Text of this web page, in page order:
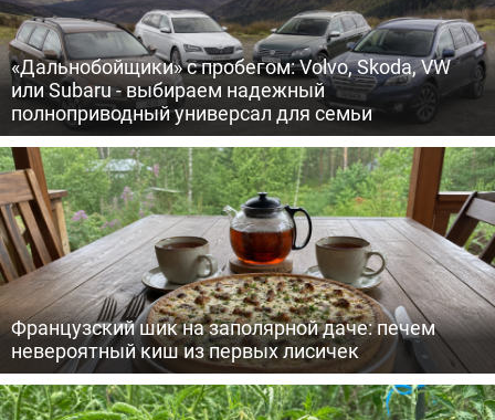
«Дальнобойщики» с пробегом: Volvo, Skoda, VW
или Subaru - выбираем надежный
полноприводный универсал для семьи
Французский шик на заполярной даче: печем
невероятный киш из первых лисичек